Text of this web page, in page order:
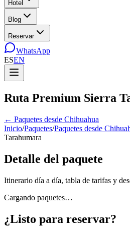
Hotel
Blog
Reservar
WhatsApp
ESEN
Ruta Premium Sierra
← Paquetes desde Chihuahua
Inicio/Paquetes/Paquetes desde
Tarahumara
Detalle del paquete
Itinerario día a día, tabla de tarifas y
Cargando paquetes…
¿Listo para reservar?